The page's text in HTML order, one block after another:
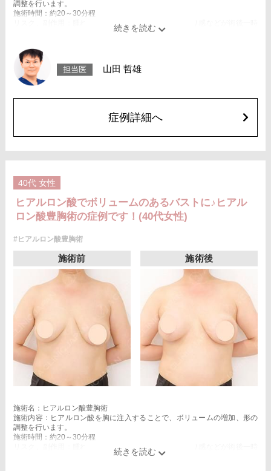
調整を行います。
施術時間：約20～30分程
リスク、副作用：腫れ、赤み、内出血、痛み、突っ張り感などが術後一時
的に生じることがございます。また、稀にアレルギー、細菌感染症、血管
サージは1〜2週間ほどお控えください。
費用：スタンダード 1cc 3,900円(税込)
アドバンス 1cc 5,500円(税込)
オプション：笑気麻酔 3,300円(税込)
担当医 山田 哲雄
症例詳細へ
40代 女性
ヒアルロン酸でボリュームのあるバストに♪ヒアル
ロン酸豊胸術の症例です！(40代女性)
#ヒアルロン酸豊胸術
施術前 施術後
施術名：ヒアルロン酸豊胸術
施術内容：ヒアルロン酸を胸に注入することで、ボリュームの増加、形の
調整を行います。
施術時間：約20～30分程
リスク、副作用：腫れ、赤み、内出血、痛み、突っ張り感などが術後一時
的に生じることがございます。また、稀にアレルギー、細菌感染症、血管